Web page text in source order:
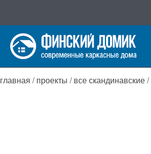
к
содержимому
главная / проекты / все скандинавские /